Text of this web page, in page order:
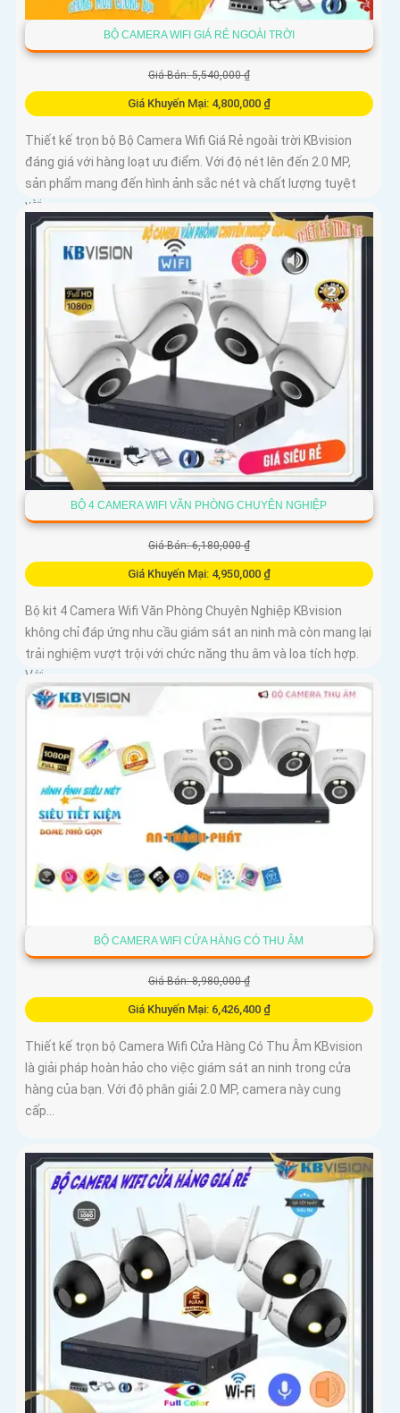
BỘ CAMERA WIFI GIÁ RẺ NGOÀI TRỜI
Giá Bán: 5,540,000 ₫
Giá Khuyến Mại: 4,800,000 ₫
Thiết kế trọn bộ Bộ Camera Wifi Giá Rẻ ngoài trời KBvision
đáng giá với hàng loạt ưu điểm. Với độ nét lên đến 2.0 MP,
sản phẩm mang đến hình ảnh sắc nét và chất lượng tuyệt
vời
BỘ 4 CAMERA WIFI VĂN PHÒNG CHUYÊN NGHIỆP
Giá Bán: 6,180,000 ₫
Giá Khuyến Mại: 4,950,000 ₫
Bộ kit 4 Camera Wifi Văn Phòng Chuyên Nghiệp KBvision
không chỉ đáp ứng nhu cầu giám sát an ninh mà còn mang lại
trải nghiệm vượt trội với chức năng thu âm và loa tích hợp.
Với...
BỘ CAMERA WIFI CỬA HÀNG CÓ THU ÂM
Giá Bán: 8,980,000 ₫
Giá Khuyến Mại: 6,426,400 ₫
Thiết kế trọn bộ Camera Wifi Cửa Hàng Có Thu Âm KBvision
là giải pháp hoàn hảo cho việc giám sát an ninh trong cửa
hàng của bạn. Với độ phân giải 2.0 MP, camera này cung
cấp...